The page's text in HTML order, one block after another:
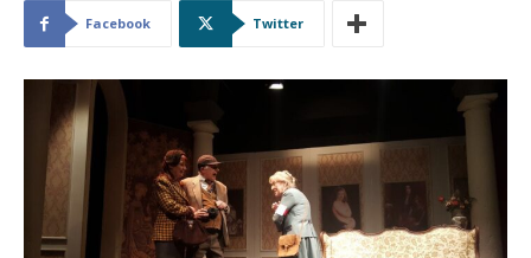
Facebook Twitter